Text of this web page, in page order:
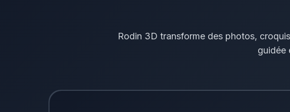
Rodin 3D transforme des photos,
guidée